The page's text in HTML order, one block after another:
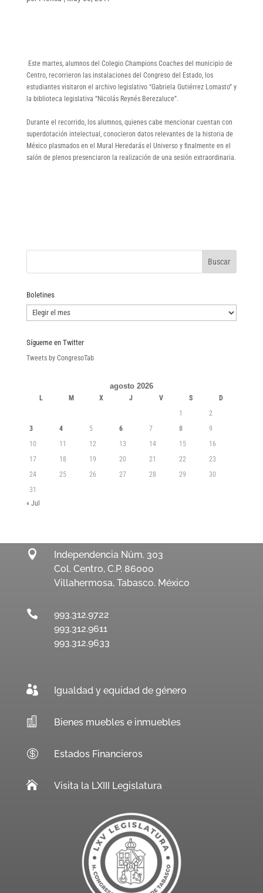
Este martes, alumnos del Colegio Champions Coaches del municipio de
Centro, recorrieron las instalaciones del Congreso del Estado, los
estudiantes visitaron el archivo legislativo “Gabriela Gutiérrez Lomasto” y
la biblioteca legislativa “Nicolás Reynés Berezaluce”.
Durante el recorrido, los alumnos, quienes cabe mencionar cuentan con
superdotación intelectual, conocieron datos relevantes de la historia de
México plasmados en el Mural Heredarás el Universo y finalmente en el
salón de plenos presenciaron la realización de una sesión extraordinaria.
Boletines
Boletines
Sígueme en Twitter
Tweets by CongresoTab
agosto 2026
L M X J V S
D
1
2
3
4 5 6 7 8
9
10
11 12 13 14 15
16
17
18 19 20 21 22
23
24
25 26 27 28 29
30
31
« Jul

Independencia Núm. 303
Col. Centro, C.P. 86000
Villahermosa, Tabasco. México

993.312.9722
993.312.9611
993.312.9633
 Igualdad y equidad de género
 Bienes muebles e inmuebles
 Estados Financieros
 Visita la LXIII Legislatura